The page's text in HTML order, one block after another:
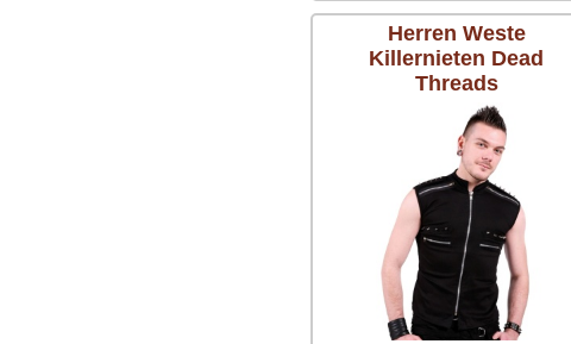
Herren Weste
Killernieten Dead
Threads